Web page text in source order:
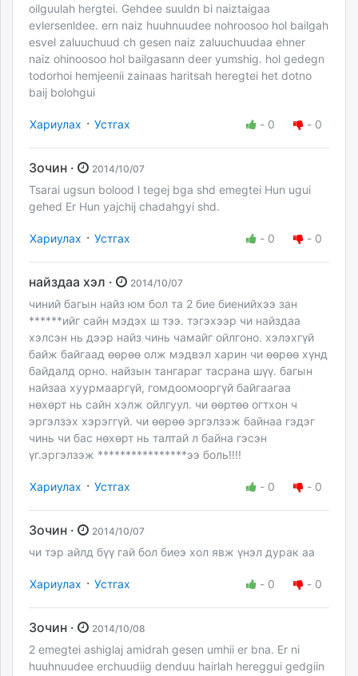
oilguulah hergtei. Gehdee suuldn bi naiztaigaa
evlersenldee. ern naiz huuhnuudee nohroosoo hol bailgah
esvel zaluuchuud ch gesen naiz zaluuchuudaa ehner
naiz ohinoosoo hol bailgasann deer yumshig. hol gedegn
todorhoi hemjeenii zainaas haritsah heregtei het dotno
baij bolohgui
Хариулах · Устгах - 0 - 0
Зочин · 2014/10/07
Tsarai ugsun bolood l tegej bga shd emegtei Hun ugui
gehed Er Hun yajchij chadahgyi shd.
Хариулах · Устгах - 0 - 0
найздаа хэл · 2014/10/07
чиний багын найз юм бол та 2 бие биенийхээ зан
******ийг сайн мэдэх ш тээ. тэгэхээр чи найздаа
хэлсэн нь дээр найз чинь чамайг ойлгоно. хэлэхгүй
байж байгаад өөрөө олж мэдвэл харин чи өөрөө хүнд
байдалд орно. найзын тангараг тасрана шүү. багын
найзаа хуурмааргүй, гомдоомооргүй байгаагаа
нөхөрт нь сайн хэлж ойлгуул. чи өөртөө огтхон ч
эргэлзэх хэрэггүй. чи өөрөө эргэлзэж байнаа гэдэг
чинь чи бас нөхөрт нь талтай л байна гэсэн
үг.эргэлзэж ****************ээ боль!!!!
Хариулах · Устгах - 0 - 0
Зочин · 2014/10/07
чи тэр айлд бүү гай бол биеэ хол явж үнэл дурак аа
Хариулах · Устгах - 0 - 0
Зочин · 2014/10/08
2 emegtei ashiglaj amidrah gesen umhii er bna. Er ni
huuhnuudee erchuudiig denduu hairlah hereggui gedgiin